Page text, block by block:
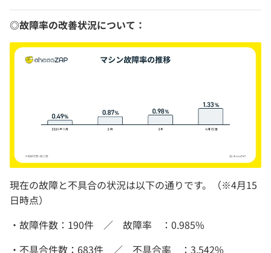
◎故障率の改善状況について：
現在の故障と不具合の状況は以下の通りです。（※4月15
日時点）
・故障件数：190件 ／ 故障率 ：0.985%
・不具合件数：683件 ／ 不具合率 ：3.542%